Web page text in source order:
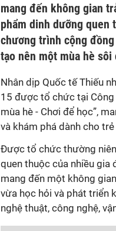
mang đến không gian
phẩm dinh dưỡng quen
chương trình cộng
tạo nên một mùa hè sôi
Nhân dịp Quốc tế Thiếu
15 được tổ chức tại Công
mùa hè - Chơi để học”,
và khám phá dành cho trẻ
Được tổ chức thường
quen thuộc của nhiều gia
mang đến một không
vừa học hỏi và phát triển
nghệ thuật, công nghệ,